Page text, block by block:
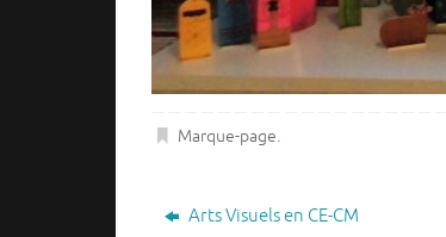
Marque-page.
Arts Visuels en CE-CM